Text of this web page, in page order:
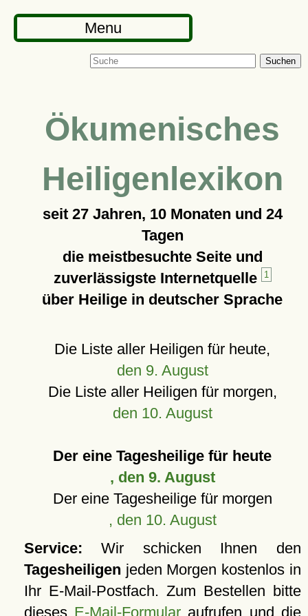
Menu
Suchen
Ökumenisches
Heiligenlexikon
seit 27 Jahren, 10 Monaten und 24
Tagen
die meistbesuchte Seite und
zuverlässigste Internetquelle
1
über Heilige in deutscher Sprache
Die Liste aller Heiligen für heute,
den 9. August
Die Liste aller Heiligen für morgen,
den 10. August
Der eine Tagesheilige für heute
, den 9. August
Der eine Tagesheilige für morgen
, den 10. August
Service: Wir schicken Ihnen den
Tagesheiligen jeden Morgen kostenlos in
Ihr E-Mail-Postfach. Zum Bestellen bitte
dieses E-Mail-Formular aufrufen und die